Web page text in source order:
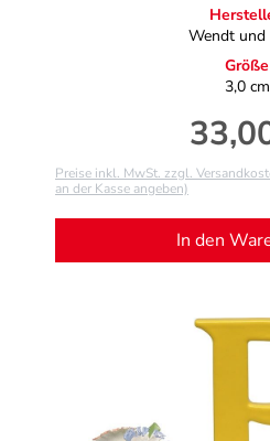
Wendt und
Größe
3,0 cm
Preise inkl. MwSt. zzgl.
an der Kasse angeben)
In den